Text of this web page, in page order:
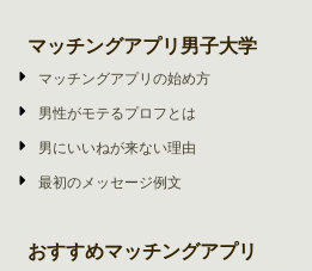
マッチングアプリ男子大学
マッチングアプリの始め方
男性がモテるプロフとは
男にいいねが来ない理由
最初のメッセージ例文
おすすめマッチングアプリ